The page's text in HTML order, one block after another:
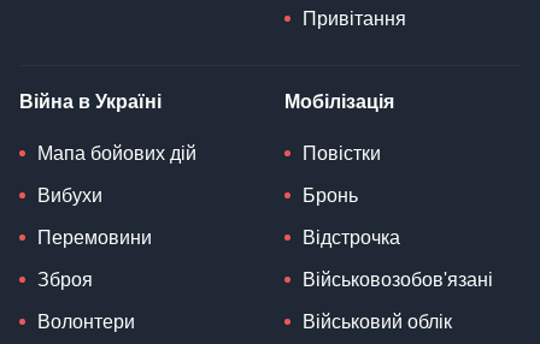
Привітання
Війна в Україні
Мапа бойових дій
Вибухи
Перемовини
Зброя
Волонтери
Мобілізація
Повістки
Бронь
Відстрочка
Військовозобов'язані
Військовий облік